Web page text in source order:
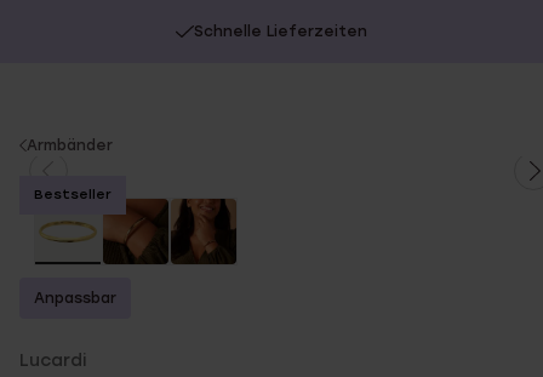
Schnelle Lieferzeiten
You
here:
Armbänder
Bestseller
Anpassbar
Lucardi